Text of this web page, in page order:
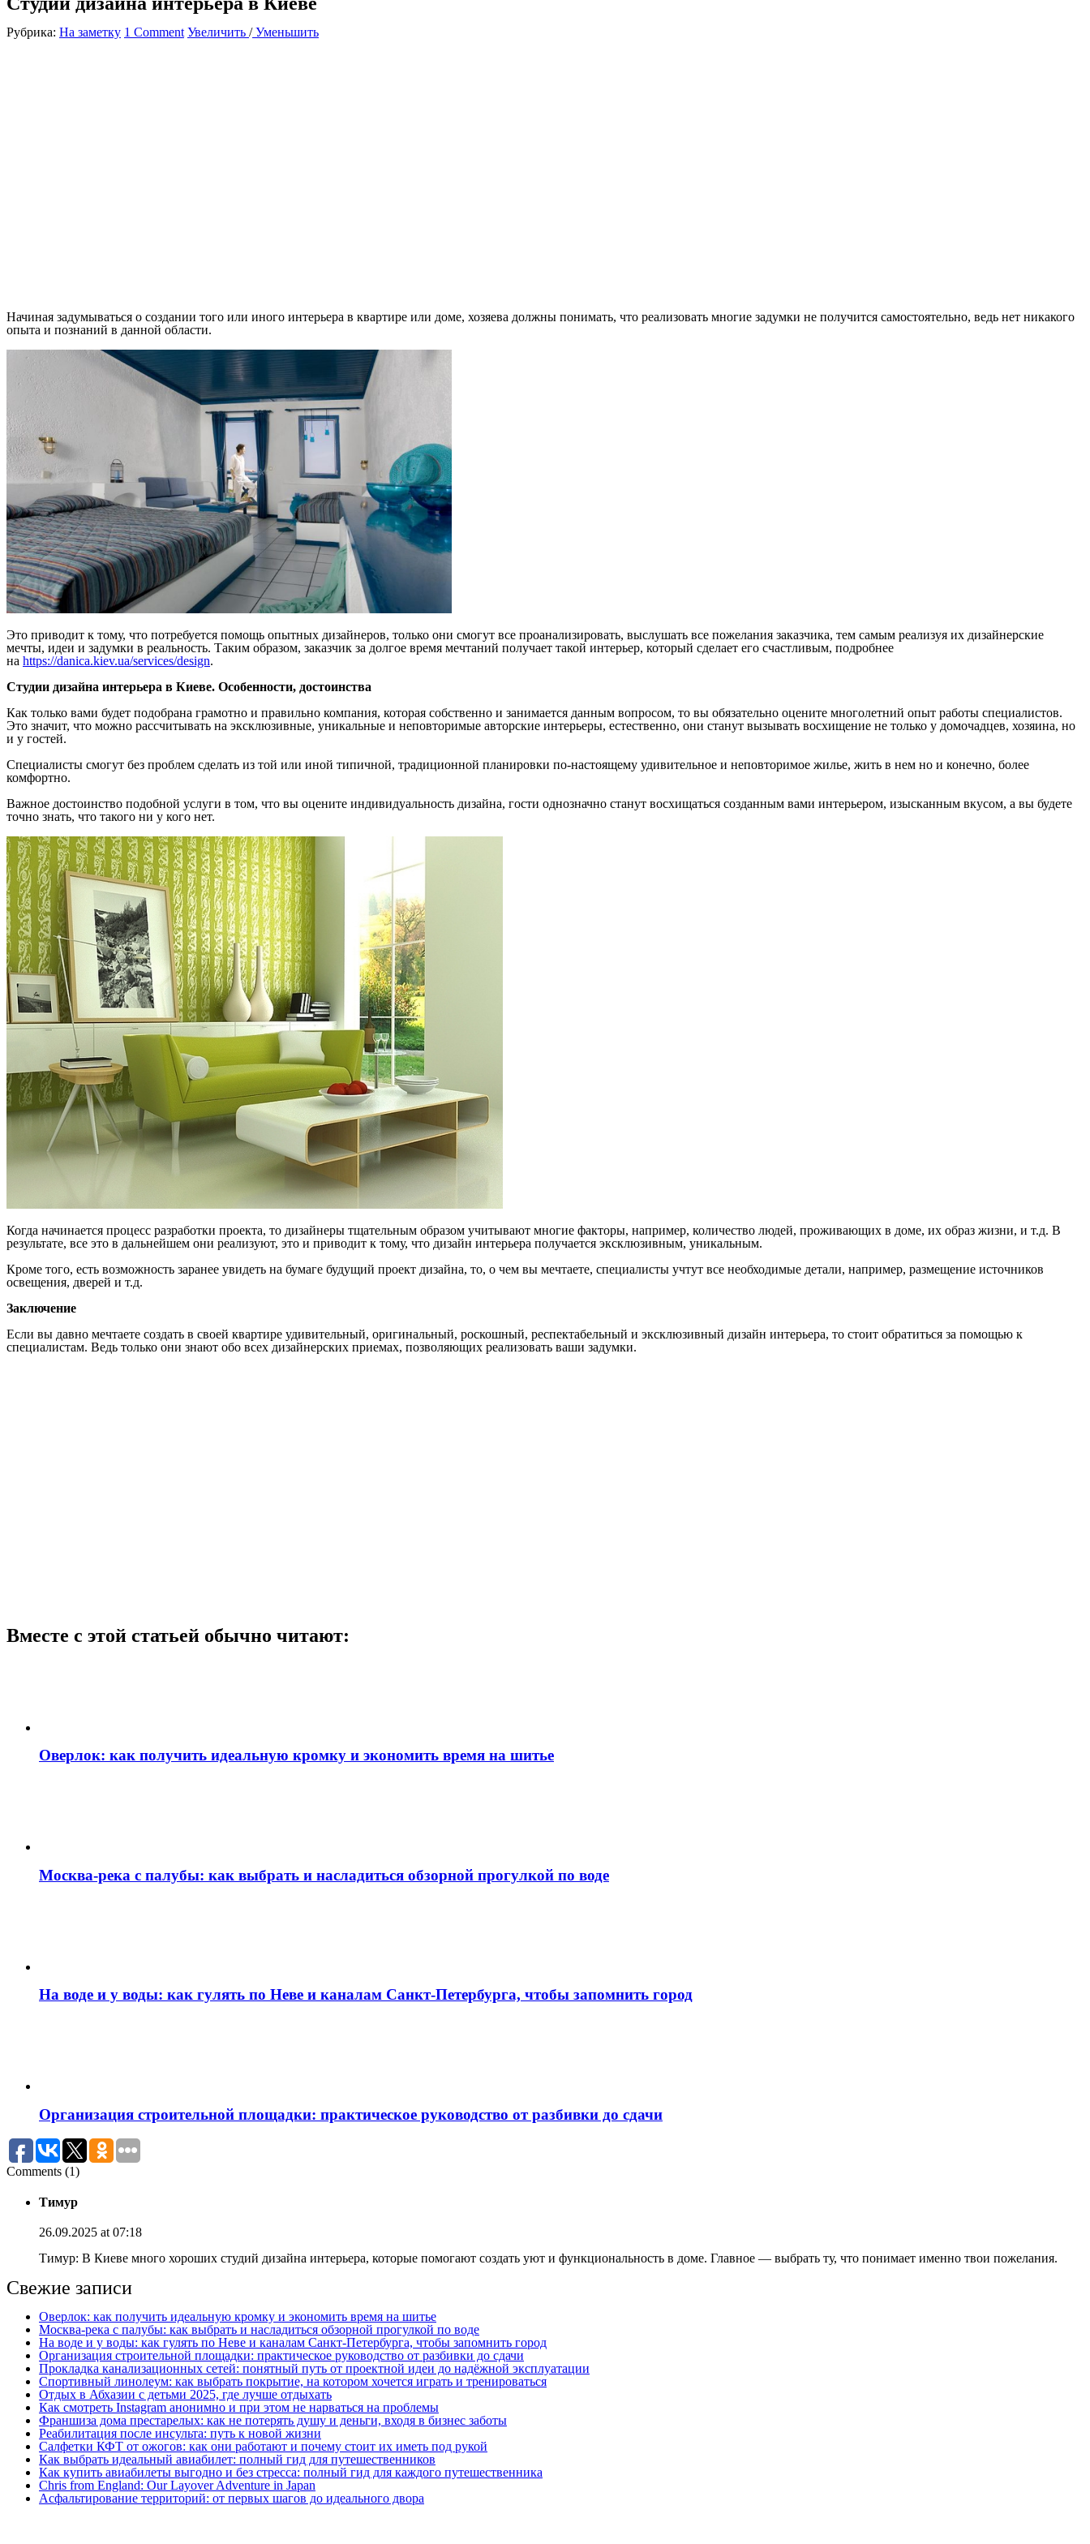
Рубрика: На заметку 1 Comment Увеличить /Уменьшить
Начиная задумываться о создании того или иного интерьера в квартире или доме, хозяева должны понимать, что реализовать многие задумки не получится самостоятельно, ведь нет никакого
опыта и познаний в данной области.
Это приводит к тому, что потребуется помощь опытных дизайнеров, только они смогут все проанализировать, выслушать все пожелания заказчика, тем самым реализуя их дизайнерские
мечты, идеи и задумки в реальность. Таким образом, заказчик за долгое время мечтаний получает такой интерьер, который сделает его счастливым, подробнее
на https://danica.kiev.ua/services/design.
Студии дизайна интерьера в Киеве. Особенности, достоинства
Как только вами будет подобрана грамотно и правильно компания, которая собственно и занимается данным вопросом, то вы обязательно оцените многолетний опыт работы специалистов.
Это значит, что можно рассчитывать на эксклюзивные, уникальные и неповторимые авторские интерьеры, естественно, они станут вызывать восхищение не только у домочадцев, хозяина, но
и у гостей.
Специалисты смогут без проблем сделать из той или иной типичной, традиционной планировки по-настоящему удивительное и неповторимое жилье, жить в нем но и конечно, более
комфортно.
Важное достоинство подобной услуги в том, что вы оцените индивидуальность дизайна, гости однозначно станут восхищаться созданным вами интерьером, изысканным вкусом, а вы будете
точно знать, что такого ни у кого нет.
Когда начинается процесс разработки проекта, то дизайнеры тщательным образом учитывают многие факторы, например, количество людей, проживающих в доме, их образ жизни, и т.д. В
результате, все это в дальнейшем они реализуют, это и приводит к тому, что дизайн интерьера получается эксклюзивным, уникальным.
Кроме того, есть возможность заранее увидеть на бумаге будущий проект дизайна, то, о чем вы мечтаете, специалисты учтут все необходимые детали, например, размещение источников
освещения, дверей и т.д.
Заключение
Если вы давно мечтаете создать в своей квартире удивительный, оригинальный, роскошный, респектабельный и эксклюзивный дизайн интерьера, то стоит обратиться за помощью к
специалистам. Ведь только они знают обо всех дизайнерских приемах, позволяющих реализовать ваши задумки.
Вместе с этой статьей обычно читают:
Оверлок: как получить идеальную кромку и экономить время на шитье
Москва‑река с палубы: как выбрать и насладиться обзорной прогулкой по воде
На воде и у воды: как гулять по Неве и каналам Санкт‑Петербурга, чтобы запомнить город
Организация строительной площадки: практическое руководство от разбивки до сдачи
Comments (1)
Тимур
26.09.2025 at 07:18
Тимур: В Киеве много хороших студий дизайна интерьера, которые помогают создать уют и функциональность в доме. Главное — выбрать ту, что понимает именно твои пожелания.
Свежие записи
Оверлок: как получить идеальную кромку и экономить время на шитье
Москва‑река с палубы: как выбрать и насладиться обзорной прогулкой по воде
На воде и у воды: как гулять по Неве и каналам Санкт‑Петербурга, чтобы запомнить город
Организация строительной площадки: практическое руководство от разбивки до сдачи
Прокладка канализационных сетей: понятный путь от проектной идеи до надёжной эксплуатации
Спортивный линолеум: как выбрать покрытие, на котором хочется играть и тренироваться
Отдых в Абхазии с детьми 2025, где лучше отдыхать
Как смотреть Instagram анонимно и при этом не нарваться на проблемы
Франшиза дома престарелых: как не потерять душу и деньги, входя в бизнес заботы
Реабилитация после инсульта: путь к новой жизни
Салфетки КФТ от ожогов: как они работают и почему стоит их иметь под рукой
Как выбрать идеальный авиабилет: полный гид для путешественников
Как купить авиабилеты выгодно и без стресса: полный гид для каждого путешественника
Chris from England: Our Layover Adventure in Japan
Асфальтирование территорий: от первых шагов до идеального двора